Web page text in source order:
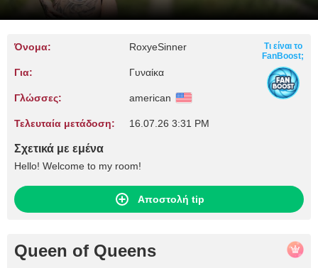
Όνομα: RoxyeSinner
Για: Γυναίκα
Γλώσσες: american
Τελευταία μετάδοση: 16.07.26 3:31 PM
Τι είναι το
FanBoost;
Σχετικά με εμένα
Hello! Welcome to my room!
Αποστολή tip
Queen of Queens